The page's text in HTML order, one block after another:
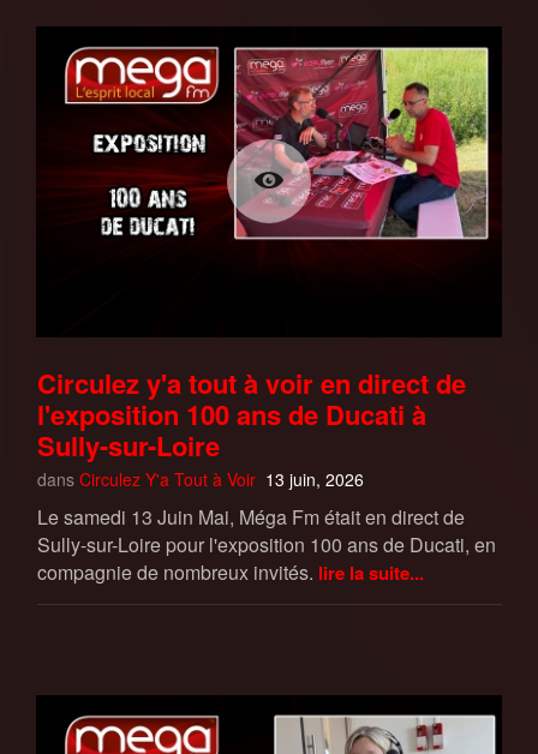
Circulez y'a tout à voir en direct de
l'exposition 100 ans de Ducati à
Sully-sur-Loire
dans Circulez Y'a Tout à Voir 13 juin, 2026
Le samedi 13 Juin Mai, Méga Fm était en direct de
Sully-sur-Loire pour l'exposition 100 ans de Ducati, en
compagnie de nombreux invités. lire la suite...